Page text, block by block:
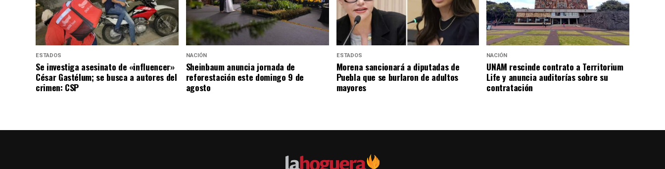
ESTADOS
Se investiga asesinato de «influencer»
César Gastélum; se busca a autores del
crimen: CSP
NACIÓN
Sheinbaum anuncia jornada de
reforestación este domingo 9 de
agosto
ESTADOS
Morena sancionará a diputadas de
Puebla que se burlaron de adultos
mayores
NACIÓN
UNAM rescinde contrato a Territorium
Life y anuncia auditorías sobre su
contratación